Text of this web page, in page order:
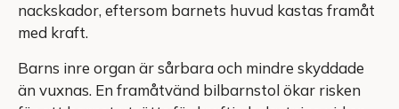
nackskador, eftersom barnets huvud kastas framåt
med kraft.
Barns inre organ är sårbara och mindre skyddade
än vuxnas. En framåtvänd bilbarnstol ökar risken